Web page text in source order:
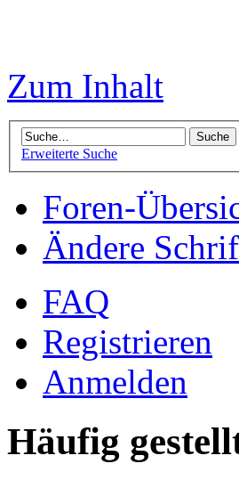
Zum Inhalt
Erweiterte Suche
Foren-
Ändere
FAQ
Registrieren
Anmelden
Häufig